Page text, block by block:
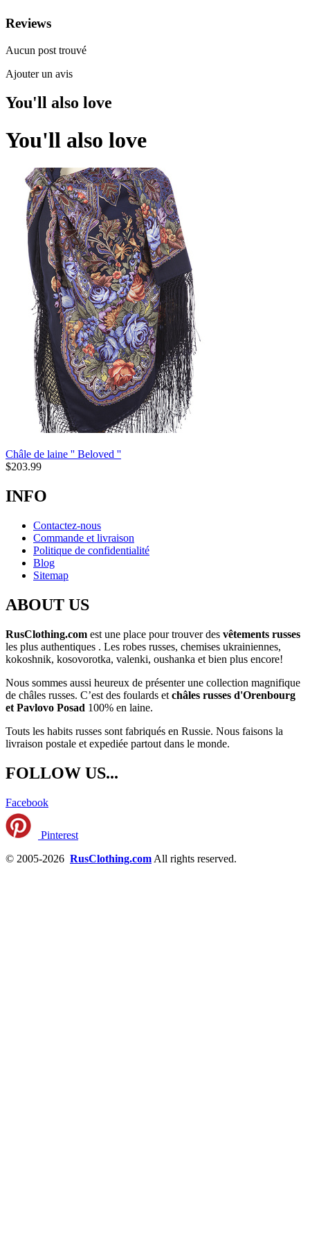
Reviews
Aucun post trouvé
Ajouter un avis
You'll also love
You'll also love
Châle de laine '' Beloved ''
$203.99
INFO
Contactez-nous
Commande et livraison
Politique de confidentialité
Blog
Sitemap
ABOUT US
RusClothing.com est une place pour trouver des vêtements russes
les plus authentiques . Les robes russes, chemises ukrainiennes,
kokoshnik, kosovorotka, valenki, oushanka et bien plus encore!
Nous sommes aussi heureux de présenter une collection magnifique
de châles russes. C’est des foulards et châles russes d'Orenbourg
et Pavlovo Posad 100% en laine.
Touts les habits russes sont fabriqués en Russie. Nous faisons la
livraison postale et expediée partout dans le monde.
FOLLOW US...
Facebook
Pinterest
© 2005-2026 RusClothing.com All rights reserved.